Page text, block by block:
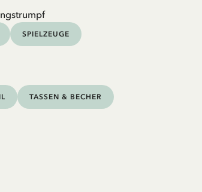
SPIELZEUGE
TASSEN & BECHER